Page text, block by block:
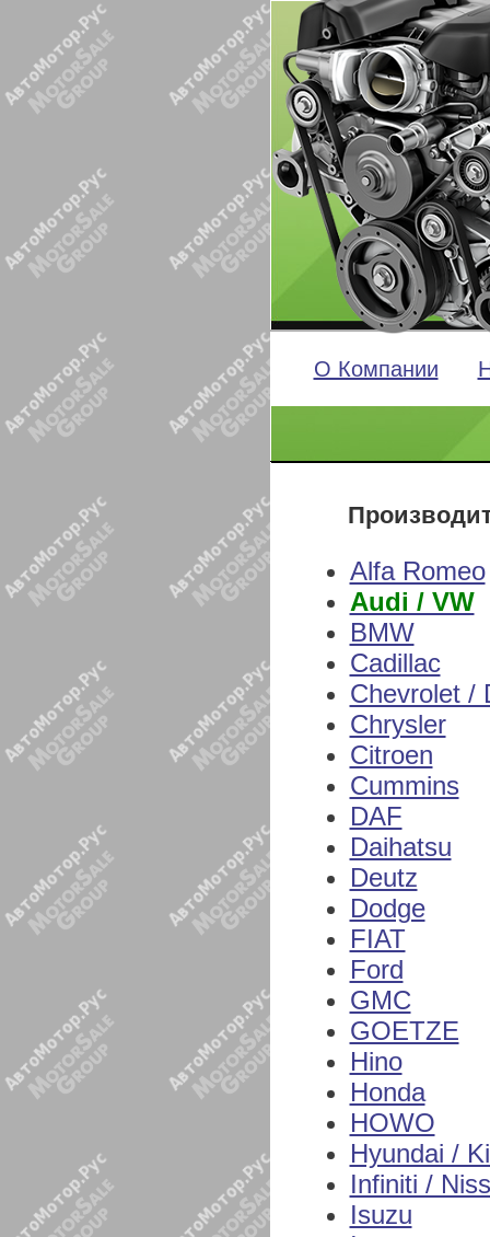
О Компании
Alfa Romeo
Audi / VW
BMW
Cadillac
Chevrolet /
Chrysler
Citroen
Cummins
DAF
Daihatsu
Deutz
Dodge
FIAT
Ford
GMC
GOETZE
Hino
Honda
HOWO
Hyundai /
Infiniti /
Isuzu